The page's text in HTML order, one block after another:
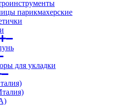
парикмахерские
для укладки